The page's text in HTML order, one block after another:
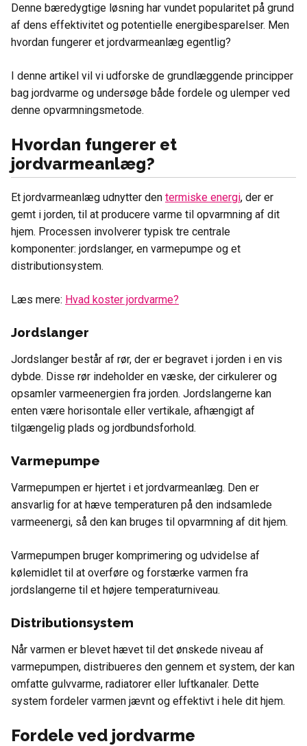
Denne bæredygtige løsning har vundet popularitet på grund
af dens effektivitet og potentielle energibesparelser. Men
hvordan fungerer et jordvarmeanlæg egentlig?
I denne artikel vil vi udforske de grundlæggende principper
bag jordvarme og undersøge både fordele og ulemper ved
denne opvarmningsmetode.
Hvordan fungerer et
jordvarmeanlæg?
Et jordvarmeanlæg udnytter den termiske energi, der er
gemt i jorden, til at producere varme til opvarmning af dit
hjem. Processen involverer typisk tre centrale
komponenter: jordslanger, en varmepumpe og et
distributionsystem.
Læs mere: Hvad koster jordvarme?
Jordslanger
Jordslanger består af rør, der er begravet i jorden i en vis
dybde. Disse rør indeholder en væske, der cirkulerer og
opsamler varmeenergien fra jorden. Jordslangerne kan
enten være horisontale eller vertikale, afhængigt af
tilgængelig plads og jordbundsforhold.
Varmepumpe
Varmepumpen er hjertet i et jordvarmeanlæg. Den er
ansvarlig for at hæve temperaturen på den indsamlede
varmeenergi, så den kan bruges til opvarmning af dit hjem.
Varmepumpen bruger komprimering og udvidelse af
kølemidlet til at overføre og forstærke varmen fra
jordslangerne til et højere temperaturniveau.
Distributionsystem
Når varmen er blevet hævet til det ønskede niveau af
varmepumpen, distribueres den gennem et system, der kan
omfatte gulvvarme, radiatorer eller luftkanaler. Dette
system fordeler varmen jævnt og effektivt i hele dit hjem.
Fordele ved jordvarme